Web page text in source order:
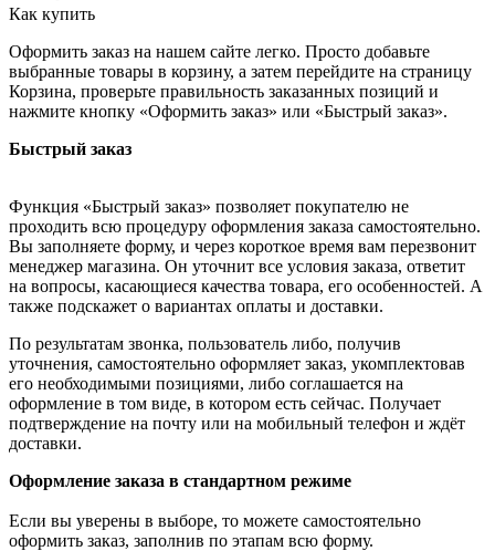
Как купить
Оформить заказ на нашем сайте легко. Просто добавьте
выбранные товары в корзину, а затем перейдите на страницу
Корзина, проверьте правильность заказанных позиций и
нажмите кнопку «Оформить заказ» или «Быстрый заказ».
Быстрый заказ
Функция «Быстрый заказ» позволяет покупателю не
проходить всю процедуру оформления заказа самостоятельно.
Вы заполняете форму, и через короткое время вам перезвонит
менеджер магазина. Он уточнит все условия заказа, ответит
на вопросы, касающиеся качества товара, его особенностей. А
также подскажет о вариантах оплаты и доставки.
По результатам звонка, пользователь либо, получив
уточнения, самостоятельно оформляет заказ, укомплектовав
его необходимыми позициями, либо соглашается на
оформление в том виде, в котором есть сейчас. Получает
подтверждение на почту или на мобильный телефон и ждёт
доставки.
Оформление заказа в стандартном режиме
Если вы уверены в выборе, то можете самостоятельно
оформить заказ, заполнив по этапам всю форму.